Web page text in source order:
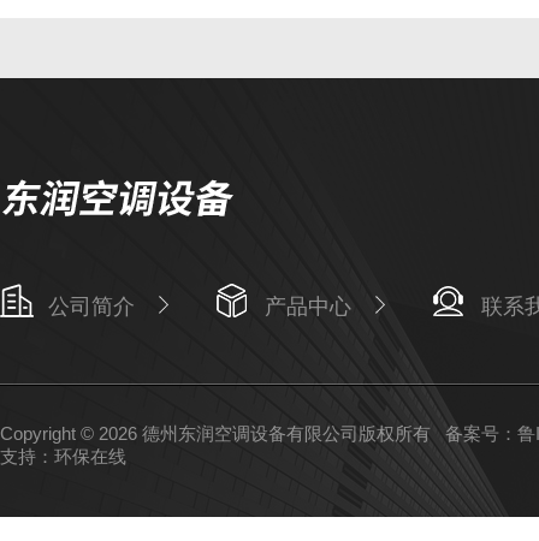
公司简介 产品中心 联系
Copyright © 2026 德州东润空调设备有限公司版权所有备案号：
支持： 环保在线